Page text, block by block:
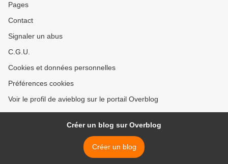
Pages
Contact
Signaler un abus
C.G.U.
Cookies et données personnelles
Préférences cookies
Voir le profil de avieblog sur le portail Overblog
Créer un blog sur Overblog
Créer un blog